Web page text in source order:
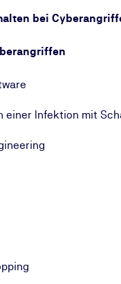
empfehlen wir eine
idealerweise einmal
E-Learning
finden Sie den
Tage) gültig.
bei
einer Infektion mit